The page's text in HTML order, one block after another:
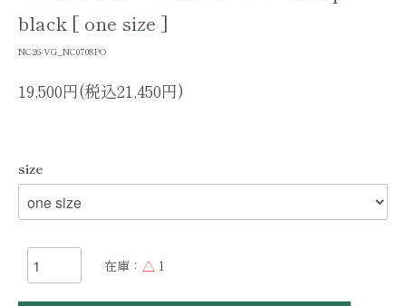
black [ one size ]
NC26-VG_NC0708PO
19,500円(税込21,450円)
size
在庫： △ 1